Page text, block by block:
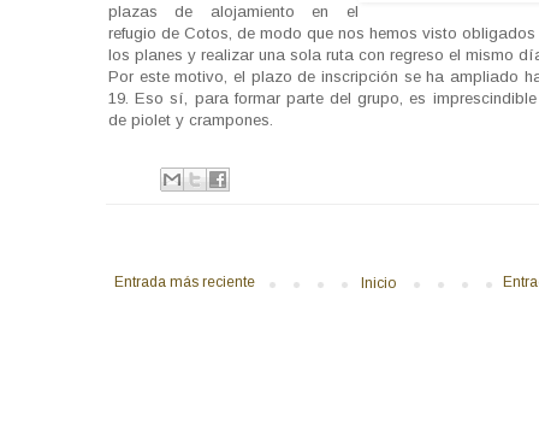
plazas de alojamiento en el
refugio de Cotos, de modo que nos hemos visto
los planes y realizar una sola ruta con regreso el mismo
Por este motivo, el plazo de inscripción se ha ampliado
19. Eso sí, para formar parte del grupo, es
de piolet y crampones.
Entrada más reciente Inicio